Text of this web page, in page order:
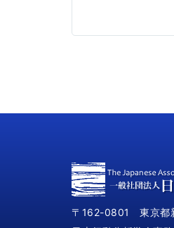
〒162-0801 東京都